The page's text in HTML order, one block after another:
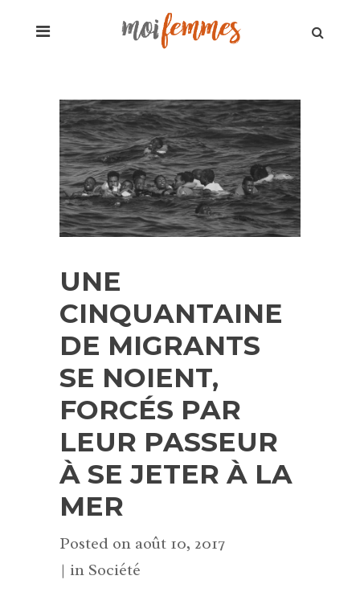
UNE
CINQUANTAINE
DE MIGRANTS
SE NOIENT,
FORCÉS PAR
LEUR PASSEUR
À SE JETER À LA
MER
Posted on août 10, 2017
in Société